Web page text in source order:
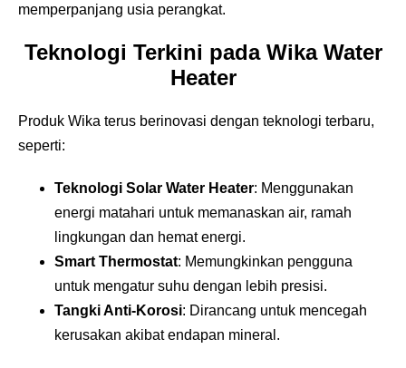
memperpanjang usia perangkat.
Teknologi Terkini pada Wika Water
Heater
Produk Wika terus berinovasi dengan teknologi terbaru,
seperti:
Teknologi Solar Water Heater: Menggunakan
energi matahari untuk memanaskan air, ramah
lingkungan dan hemat energi.
Smart Thermostat: Memungkinkan pengguna
untuk mengatur suhu dengan lebih presisi.
Tangki Anti-Korosi: Dirancang untuk mencegah
kerusakan akibat endapan mineral.